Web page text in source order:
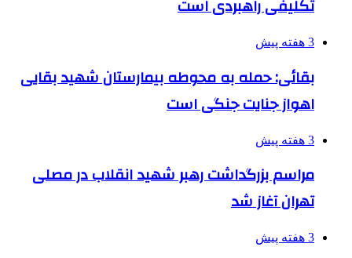
تکلیفی راهبردی است
3 هفته پیش
بقائی: حمله به محوطه بیمارستان شهید بقایی
اهواز جنایت جنگی است
3 هفته پیش
مراسم بزرگداشت رهبر شهید انقلاب در مصلی
تهران آغاز شد
3 هفته پیش